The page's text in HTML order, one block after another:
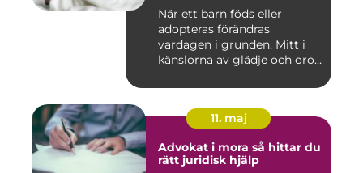
När ett barn föds eller
adopteras förändras
vardagen i grunden. Mitt i
känslorna av glädje och oro
11. maj
Advokat i mora så hittar du
rätt juridisk hjälp